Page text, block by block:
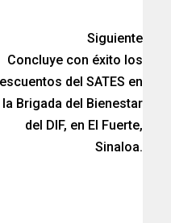
Siguiente
Concluye con éxito los
del SATES en
la Brigada del Bienestar
del DIF, en El Fuerte,
Sinaloa.